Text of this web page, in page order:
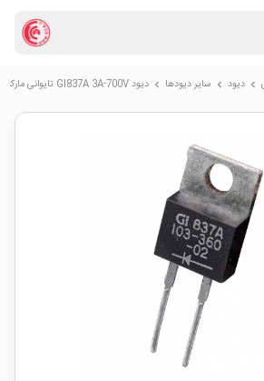
chevron_right دیود chevron_right سایر دیودها chevron_right دیود GI837A 3A-700V تایوانی مارک (Motorola) General Instrument